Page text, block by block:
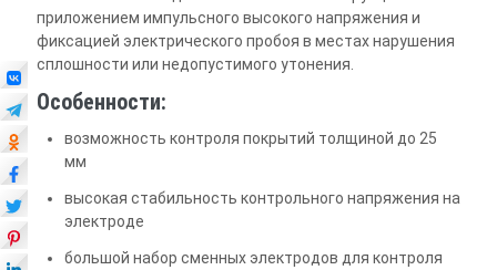
приложением импульсного высокого напряжения и
фиксацией электрического пробоя в местах нарушения
сплошности или недопустимого утонения.
Особенности:
возможность контроля покрытий толщиной до 25
мм
высокая стабильность контрольного напряжения на
электроде
большой набор сменных электродов для контроля